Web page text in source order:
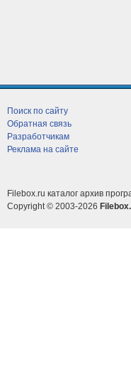
Поиск по сайту
Обратная связь
Разработчикам
Реклама на сайте
Filebox.ru каталог архив
Copyright © 2003-2026